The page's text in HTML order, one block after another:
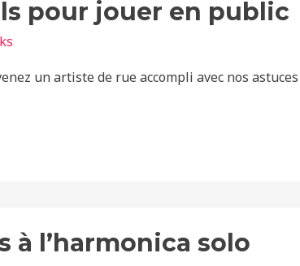
pour jouer en public
un artiste de rue accompli avec nos
l’harmonica solo